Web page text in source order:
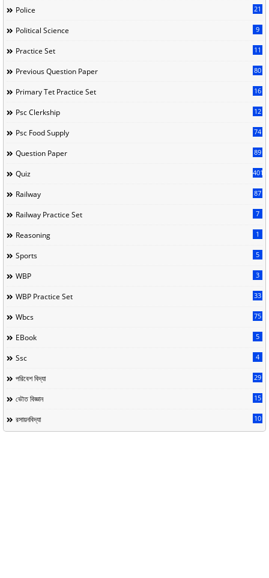
Police 21
Political Science 9
Practice Set 11
Previous Question Paper 80
Primary Tet Practice Set 16
Psc Clerkship 12
Psc Food Supply 74
Question Paper 89
Quiz 401
Railway 87
Railway Practice Set 7
Reasoning 1
Sports 5
WBP 3
WBP Practice Set 33
Wbcs 75
EBook 5
Ssc 4
পরিবেশ বিদ্যা 29
ভৌত বিজ্ঞান 15
রসায়নবিদ্যা 10